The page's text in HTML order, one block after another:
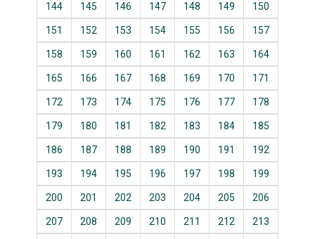
144 145 146 147 148 149 150
151 152 153 154 155 156 157
158 159 160 161 162 163 164
165 166 167 168 169 170 171
172 173 174 175 176 177 178
179 180 181 182 183 184 185
186 187 188 189 190 191 192
193 194 195 196 197 198 199
200 201 202 203 204 205 206
207 208 209 210 211 212 213